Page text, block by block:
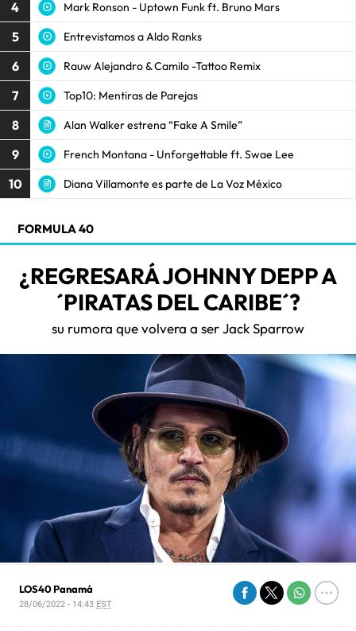
4 Mark Ronson - Uptown Funk ft. Bruno Mars
5 Entrevistamos a Aldo Ranks
6 Rauw Alejandro & Camilo -Tattoo Remix
7 Top10: Mentiras de Parejas
8 Alan Walker estrena “Fake A Smile”
9 French Montana - Unforgettable ft. Swae Lee
10 Diana Villamonte es parte de La Voz México
FORMULA 40
¿REGRESARÁ JOHNNY DEPP A
´PIRATAS DEL CARIBE´?
su rumora que volvera a ser Jack Sparrow
LOS40 Panamá
28/06/2022 - 14:43 EST